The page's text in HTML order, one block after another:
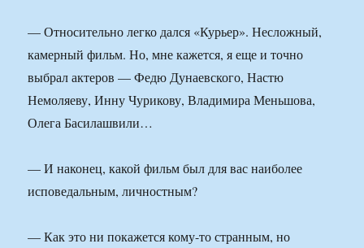
— Относительно легко дался «Курьер». Несложный,
камерный фильм. Но, мне кажется, я еще и точно
выбрал актеров — Федю Дунаевского, Настю
Немоляеву, Инну Чурикову, Владимира Меньшова,
Олега Басилашвили…
— И наконец, какой фильм был для вас наиболее
исповедальным, личностным?
— Как это ни покажется кому-то странным, но